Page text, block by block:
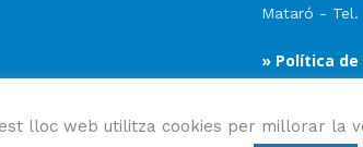
Mataró - Tel.
» Política
lloc web utilitza cookies per millorar la